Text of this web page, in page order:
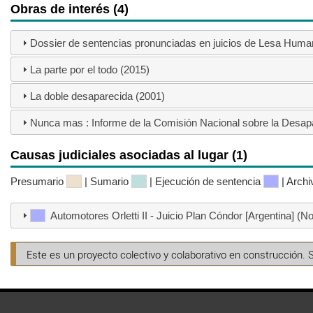
Obras de interés (4)
Dossier de sentencias pronunciadas en juicios de Lesa
La parte por el todo (2015)
La doble desaparecida (2001)
Nunca mas : Informe de la Comisión Nacional sobre la
Causas judiciales asociadas al lugar (1)
Presumario | Sumario | Ejecución de sentencia |
Automotores Orletti II - Juicio Plan Cóndor [Argentina]
Este es un proyecto colectivo y colaborativo en